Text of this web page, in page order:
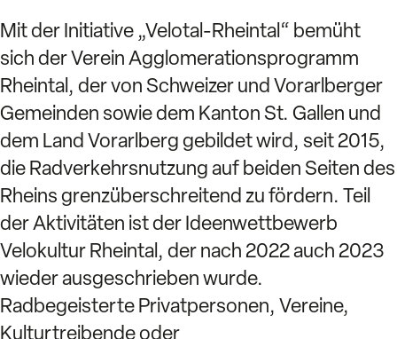
Mit der Initiative „Velotal-Rheintal“ bemüht
sich der Verein Agglomerationsprogramm
Rheintal, der von Schweizer und Vorarlberger
Gemeinden sowie dem Kanton St. Gallen und
dem Land Vorarlberg gebildet wird, seit 2015,
die Radverkehrsnutzung auf beiden Seiten des
Rheins grenzüberschreitend zu fördern. Teil
der Aktivitäten ist der Ideenwettbewerb
Velokultur Rheintal, der nach 2022 auch 2023
wieder ausgeschrieben wurde.
Radbegeisterte Privatpersonen, Vereine,